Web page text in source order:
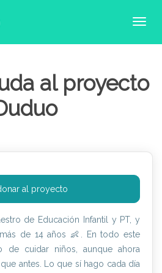
al proyecto
al proyecto
de Educación Infantil y PT, y
de 14 años 👶. En todo este
de cuidar niños, aunque ahora
antes. Lo que sí hago cada día